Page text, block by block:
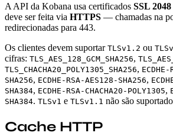
A API da Kobana usa certificados SSL
deve ser feita via HTTPS — chamadas na
redirecionadas para 443.
Os clientes devem suportar TLSv1.2 ou
cifras: TLS_AES_128_GCM_SHA256,
TLS_CHACHA20_POLY1305_SHA256,
SHA256, ECDHE-RSA-AES128-SHA256,
SHA384, ECDHE-RSA-CHACHA20-POLY1305,
SHA384. TLSv1 e TLSv1.1 não são
Cache HTTP